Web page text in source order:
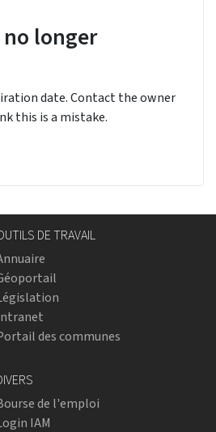
longer
date. Contact the owner
this is a mistake.
DE TRAVAIL
des communes
de l'emploi
IAM